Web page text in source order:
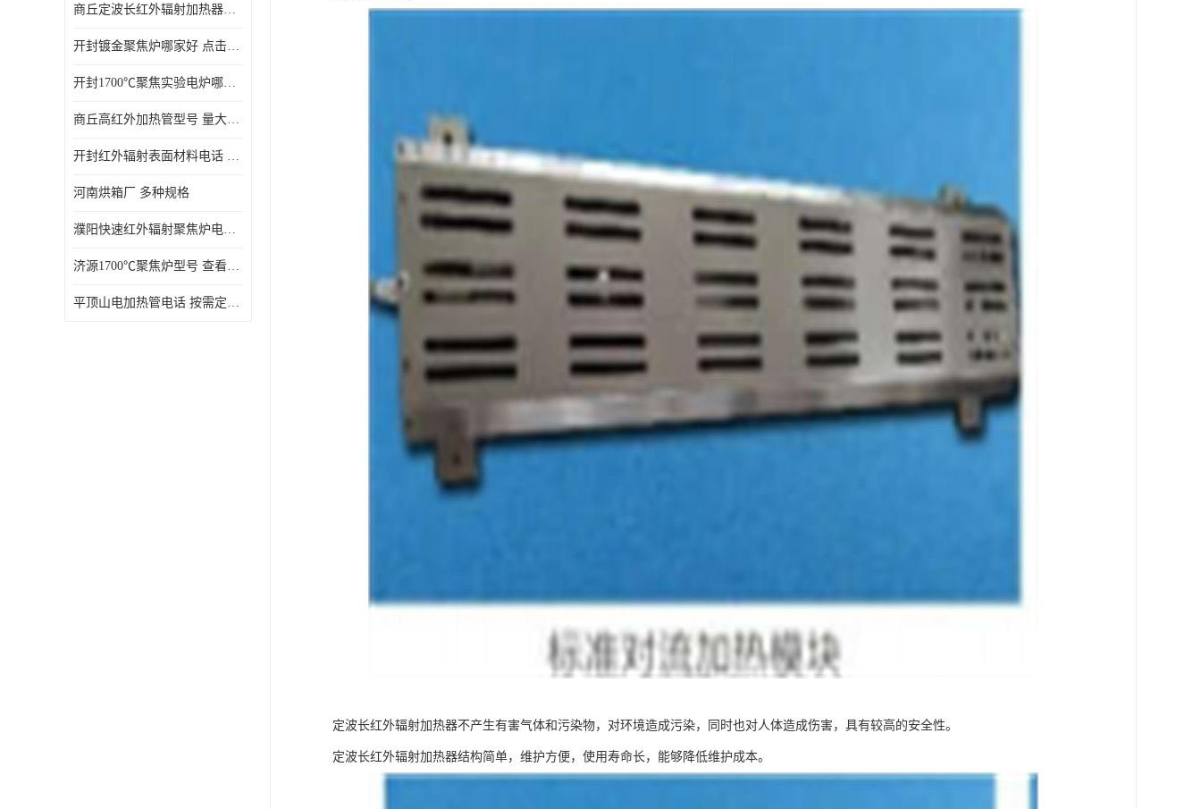
商丘定波长红外辐射加热器厂家 安装简单
开封镀金聚焦炉哪家好 点击了解 标志明显
开封1700℃聚焦实验电炉哪家好 维护 实用性强
商丘高红外加热管型号 量大价优
开封红外辐射表面材料电话 操作方便 操作灵活
河南烘箱厂 多种规格
濮阳快速红外辐射聚焦炉电话 性能稳定
济源1700℃聚焦炉型号 查看详情
平顶山电加热管电话 按需定制 大量现货
定波长红外辐射加热器不产生有害气体和污染物，对环境造成污染，同时也对人体造成伤害，具有较高的安全性。
定波长红外辐射加热器结构简单，维护方便，使用寿命长，能够降低维护成本。